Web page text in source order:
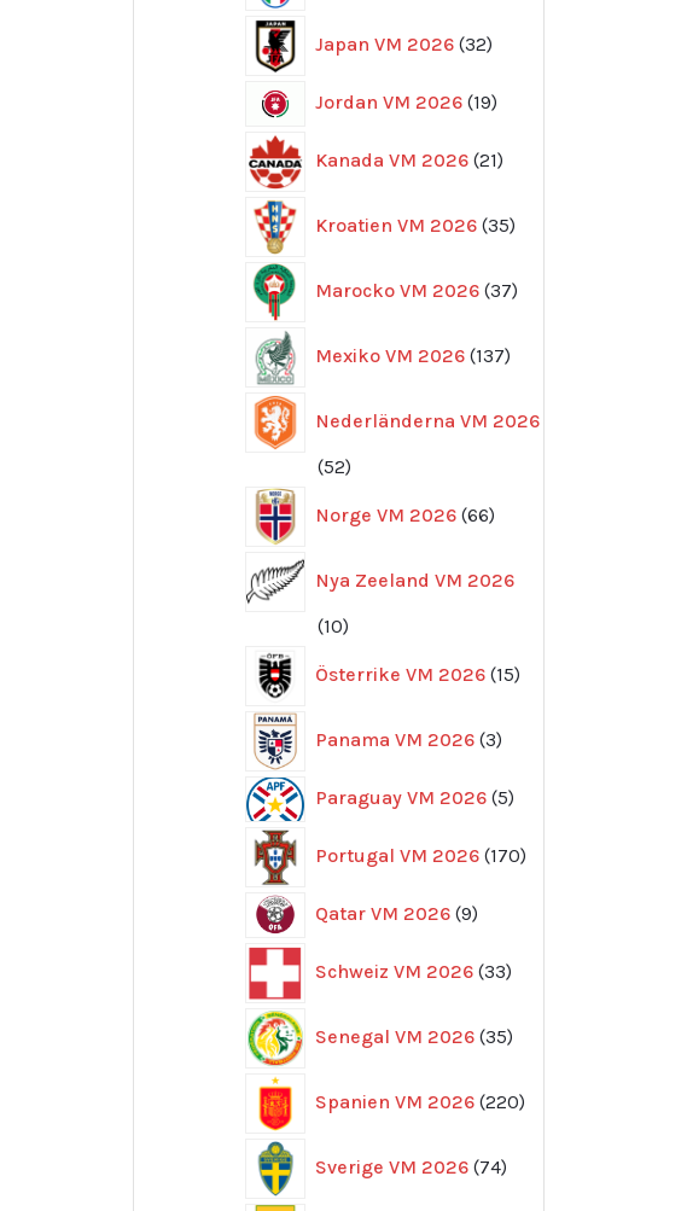
Japan VM 2026 32
produkter
Jordan VM 2026 1919
Kanada VM 2026 21
produkter
Kroatien VM 2026 35
produkter
Marocko VM 2026 37
produkter
Mexiko VM 2026 137
produkter
Nederländerna VM 2026
5252
Norge VM 2026 66
produkter
Nya Zeeland VM 2026
1010
Österrike VM 2026 15
produkter
Panama VM 2026 3
produkter
Paraguay VM 2026 55
Portugal VM 2026 170
produkter
Qatar VM 2026 99
Schweiz VM 2026 33
produkter
Senegal VM 2026 35
produkter
Spanien VM 2026 220
produkter
Sverige VM 2026 74
produkter